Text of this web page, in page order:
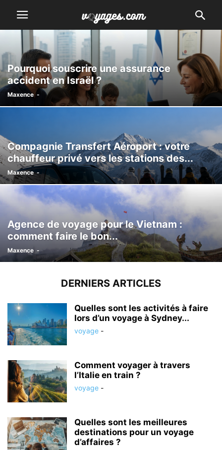
Pourquoi souscrire une assurance
accident en Israël ?
Maxence -
Compagnie Transfert Aéroport : votre
chauffeur privé vers les stations des...
Maxence -
Agence de voyage pour le Vietnam :
comment faire le bon...
Maxence -
DERNIERS ARTICLES
Quelles sont les activités à faire
lors d’un voyage à Sydney...
voyage -
Comment voyager à travers
l’Italie en train ?
voyage -
Quelles sont les meilleures
destinations pour un voyage
d’affaires ?